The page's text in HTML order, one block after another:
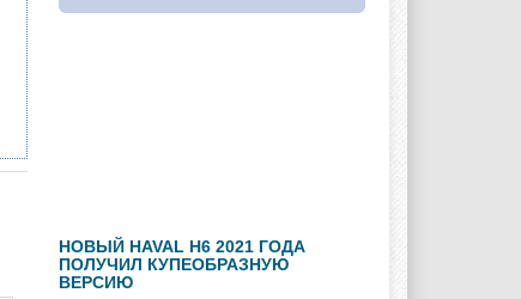
Jaguar Jeep
НОВЫЙ HAVAL H6 2021 ГОДА
ПОЛУЧИЛ КУПЕОБРАЗНУЮ
ВЕРСИЮ